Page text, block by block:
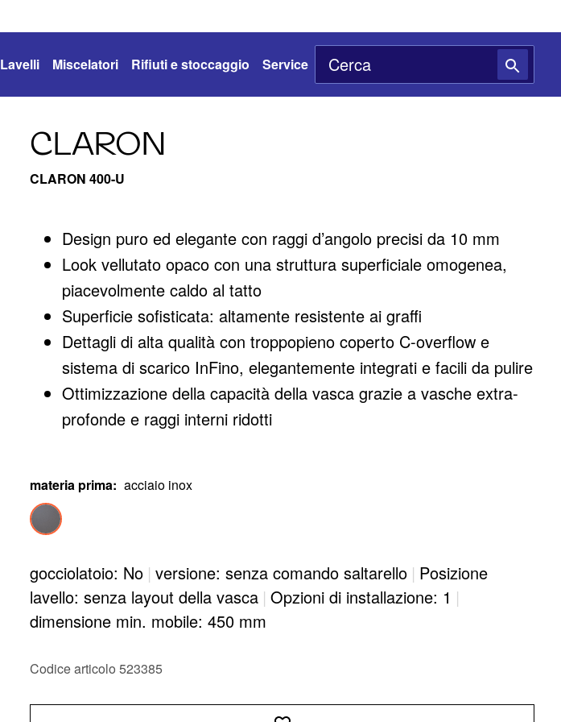
Lavelli Miscelatori Rifiuti e stoccaggio Service
CLARON
CLARON 400-U
Design puro ed elegante con raggi d’angolo precisi da 10 mm
Look vellutato opaco con una struttura superficiale omogenea,
piacevolmente caldo al tatto
Superficie sofisticata: altamente resistente ai graffi
Dettagli di alta qualità con troppopieno coperto C-overflow e
sistema di scarico InFino, elegantemente integrati e facili da pulire
Ottimizzazione della capacità della vasca grazie a vasche extra-
profonde e raggi interni ridotti
materia prima: acciaio inox
gocciolatoio: No | versione: senza comando saltarello | Posizione
lavello: senza layout della vasca | Opzioni di installazione: 1 |
dimensione min. mobile: 450 mm
Codice articolo 523385